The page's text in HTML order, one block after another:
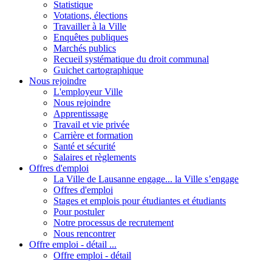
Statistique
Votations, élections
Travailler à la Ville
Enquêtes publiques
Marchés publics
Recueil systématique du droit communal
Guichet cartographique
Nous rejoindre
L'employeur Ville
Nous rejoindre
Apprentissage
Travail et vie privée
Carrière et formation
Santé et sécurité
Salaires et règlements
Offres d'emploi
La Ville de Lausanne engage... la Ville s’engage
Offres d'emploi
Stages et emplois pour étudiantes et étudiants
Pour postuler
Notre processus de recrutement
Nous rencontrer
Offre emploi - détail ...
Offre emploi - détail